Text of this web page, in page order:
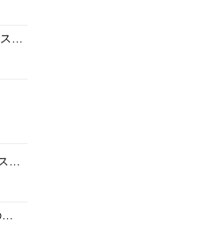
韓国で人気の透明なスマホケースって？おすすめブランド紹介♡
韓国旅行のeSIMは「SkyeSiM(スカイイーシム)」！1日単位で最安値380円から利用可能！
1日約260円で借りれる♡韓国のWiFiレンタルおすすめ「WiFi弁当(WiFi Dosirak)」